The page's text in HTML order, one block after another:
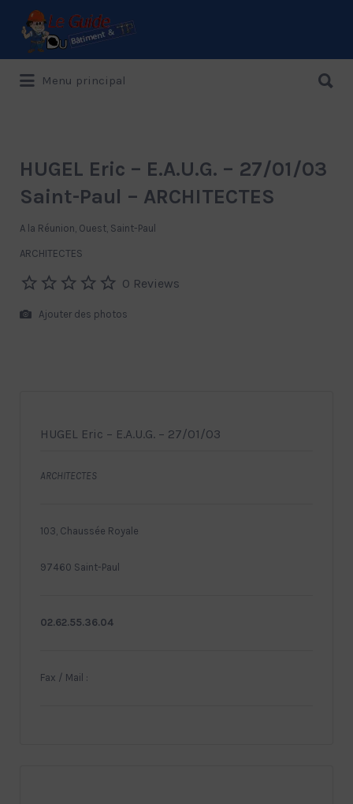
Le Guide de référence depuis 1995
Rechercher:
Menu principal
HUGEL Eric – E.A.U.G. – 27/01/03
Saint-Paul – ARCHITECTES
A la Réunion, Ouest, Saint-Paul
ARCHITECTES
0 Reviews
Ajouter des photos
HUGEL Eric – E.A.U.G. – 27/01/03
ARCHITECTES
103, Chaussée Royale
97460 Saint-Paul
02.62.55.36.04
Fax / Mail :